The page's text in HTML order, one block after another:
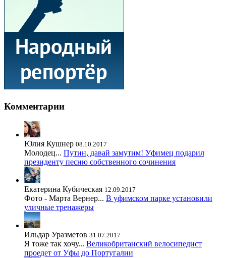
Комментарии
Юлия Кушнер 08.10.2017
Молодец... Путин, давай замутим! Уфимец подарил
президенту песню собственного сочинения
Екатерина Кубическая 12.09.2017
Фото - Марта Вернер... В уфимском парке установили
уличные тренажеры
Ильдар Уразметов 31.07.2017
Я тоже так хочу... Великобританский велосипедист
проедет от Уфы до Португалии